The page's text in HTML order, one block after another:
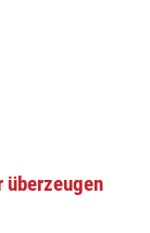
überzeugen